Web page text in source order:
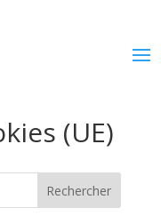
(UE)
Rechercher